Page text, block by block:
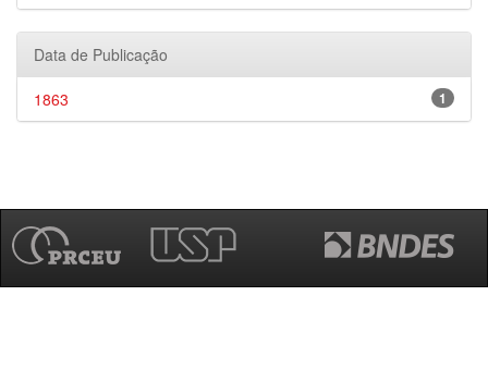
Data de Publicação
1
1863